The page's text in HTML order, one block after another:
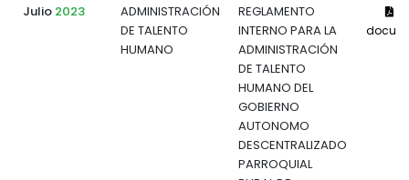
Julio 2023
ADMINISTRACIÓN
DE TALENTO
HUMANO
REGLAMENTO
INTERNO PARA LA
ADMINISTRACIÓN
DE TALENTO
HUMANO DEL
GOBIERNO
AUTONOMO
DESCENTRALIZADO
PARROQUIAL